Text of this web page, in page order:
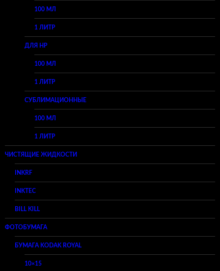
100 МЛ
1 ЛИТР
ДЛЯ HP
100 МЛ
1 ЛИТР
СУБЛИМАЦИОННЫЕ
100 МЛ
1 ЛИТР
ЧИСТЯЩИЕ ЖИДКОСТИ
INKRF
INKTEC
BILL KILL
ФОТОБУМАГА
БУМАГА KODAK ROYAL
10×15